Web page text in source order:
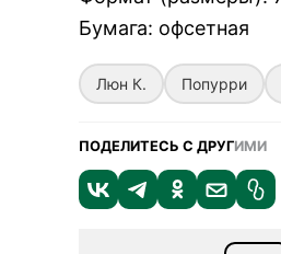
Бумага: офсетная
Люн К. Попурри
ПОДЕЛИТЕСЬ С ДРУГИМИ